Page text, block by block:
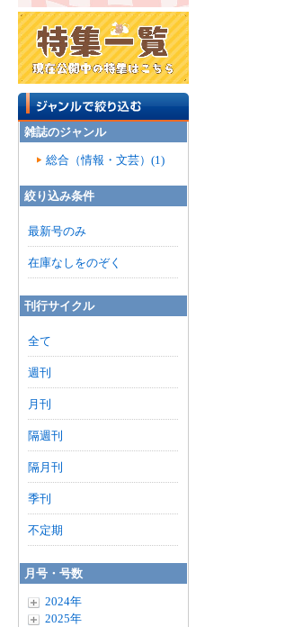
雑誌のジャンル
総合（情報・文芸）(1)
絞り込み条件
最新号のみ
在庫なしをのぞく
刊行サイクル
全て
週刊
月刊
隔週刊
隔月刊
季刊
不定期
月号・号数
2024年
2025年